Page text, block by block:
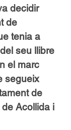
decidir
de
tenia a
seu llibre
el marc
segueix
de
Acollida i